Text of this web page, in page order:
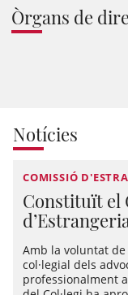
Òrgans de
Notícies
COMISSIÓ
Constituït el
Amb la voluntat
col·legial dels
professionalment